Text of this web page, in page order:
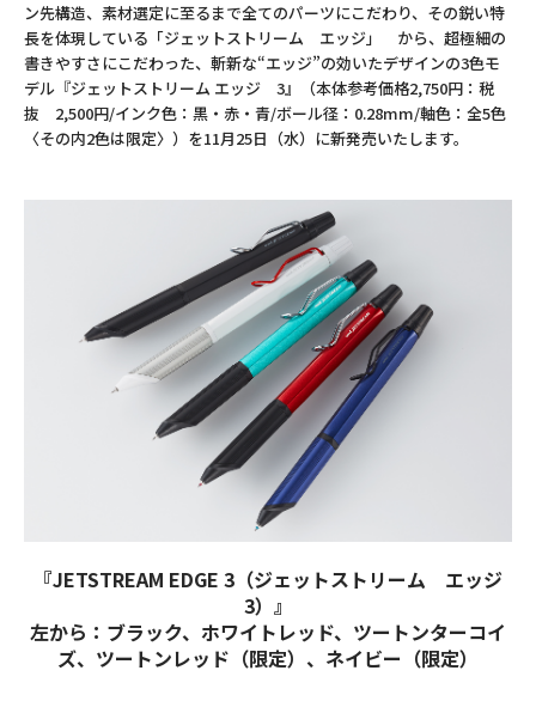
ン先構造、素材選定に至るまで全てのパーツにこだわり、その鋭い特
長を体現している「ジェットストリーム エッジ」 から、超極細の
書きやすさにこだわった、斬新な“エッジ”の効いたデザインの3色モ
デル『ジェットストリーム エッジ 3』（本体参考価格2,750円：税
抜 2,500円/インク色：黒・赤・青/ボール径：0.28mm/軸色：全5色
〈その内2色は限定〉）を11月25日（水）に新発売いたします。
『JETSTREAM EDGE 3（ジェットストリーム エッジ
3）』
左から：ブラック、ホワイトレッド、ツートンターコイ
ズ、ツートンレッド（限定）、ネイビー（限定）